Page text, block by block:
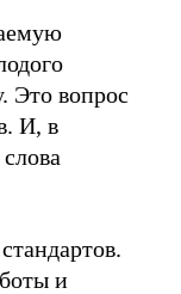
Это вопрос
И, в
и